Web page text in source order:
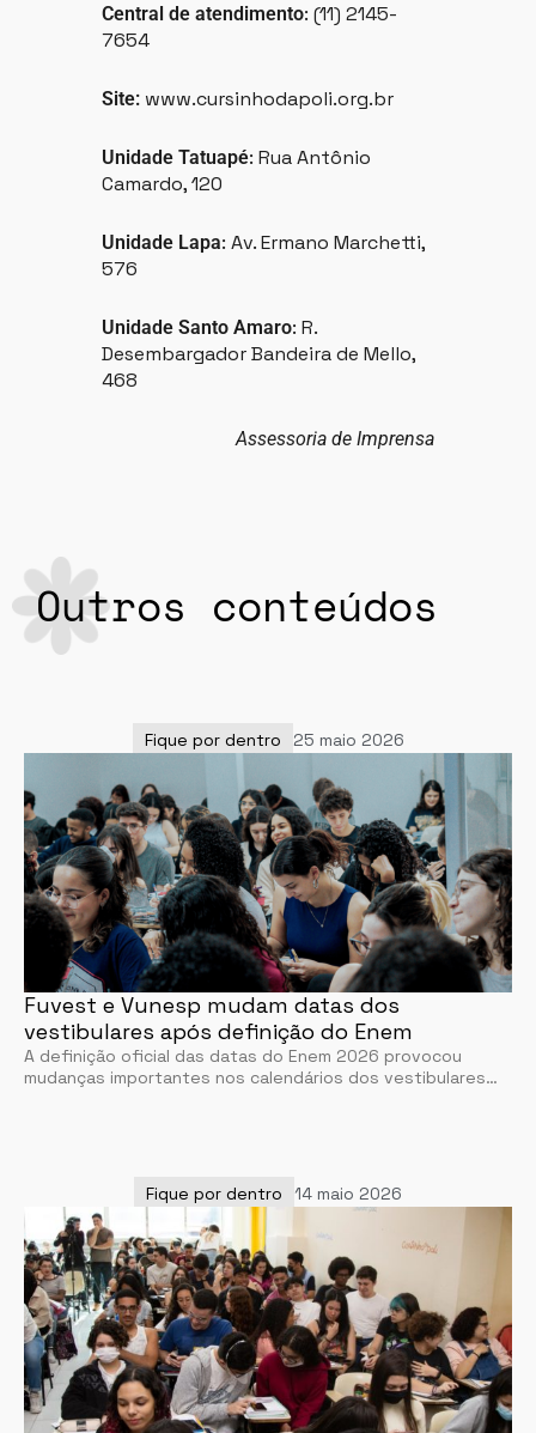
Central de atendimento: (11) 2145-
7654
Site:www.cursinhodapoli.org.br
Unidade Tatuapé: Rua Antônio
Camardo, 120
Unidade Lapa: Av. Ermano Marchetti,
576
Unidade Santo Amaro: R.
Desembargador Bandeira de Mello,
468
Assessoria de Imprensa
Outros conteúdos
Fique por dentro 25 maio 2026
Fuvest e Vunesp mudam datas dos
vestibulares após definição do Enem
A definição oficial das datas do Enem 2026 provocou
mudanças importantes nos calendários dos vestibulares…
Fique por dentro 14 maio 2026